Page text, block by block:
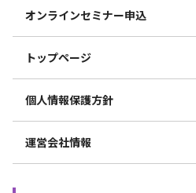
オンラインセミナー申込
トップページ
個人情報保護方針
運営会社情報